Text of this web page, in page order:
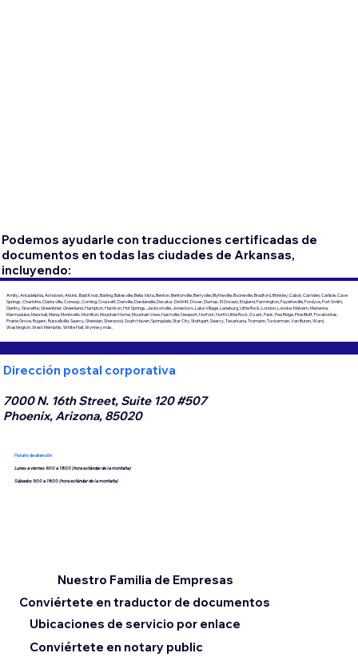
Podemos ayudarle con traducciones certificadas de
documentos en todas las ciudades de Arkansas,
incluyendo:
Amity, Arkadelphia, Ashdown, Atkins, Bald Knob, Barling, Batesville, Bella Vista, Benton, Bentonville, Berryville, Blytheville, Booneville, Bradford, Brinkley, Cabot, Camden, Carlisle, Cave
Springs, Charlotte, Clarksville, Conway, Corning, Crossett, Danville, Dardanelle, Decatur, DeWitt, Dover, Dumas, El Dorado, England, Farmington, Fayetteville, Fordyce, Fort Smith,
Gentry, Gravette, Greenbrier, Greenland, Hampton, Harrison, Hot Springs, Jacksonville, Jonesboro, Lake Village, Laneburg, Little Rock, London, Lonoke, Malvern, Marianna,
Marmaduke, Marshall, Mena, Monticello, Morrilton, Mountain Home, Mountain View, Nashville, Newport, Norfork, North Little Rock, Ozark, Paris, Pea Ridge, Pine Bluff, Pocahontas,
Prairie Grove, Rogers, Russellville, Searcy, Sheridan, Sherwood, South Haven, Springdale, Star City, Stuttgart, Searcy, Texarkana, Trumann, Tuckerman, Van Buren, Ward,
Washington, West Memphis, White Hall, Wynne y más.
Dirección postal corporativa
7000 N. 16th Street, Suite 120 #507
Phoenix, Arizona, 85020
Horario de atención
Lunes a viernes 9:00 a 18:00 (hora estándar de la montaña)
Sábados 9:00 a 18:00 (hora estándar de la montaña)
Conviértete en traductor de documentos
Ubicaciones de servicio por enlace
Nuestro Familia de Empresas
Conviértete en notary public